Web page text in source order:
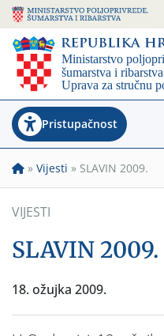
Pristupačnost
» Vijesti » SLAVIN 2009.
VIJESTI
SLAVIN 2009.
18. ožujka 2009.